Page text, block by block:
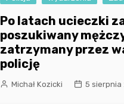
Po latach ucieczki
poszukiwany
zatrzymany przez
policję
Michał Kozicki 5 sierpnia